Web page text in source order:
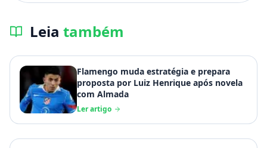
Leia também
Flamengo muda estratégia e prepara
proposta por Luiz Henrique após novela
com Almada
Ler artigo